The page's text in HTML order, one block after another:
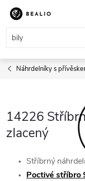
Přejít
obsah
Náhrdelníky s
14226
zlacený
Stříbrný
Poctivé stříbro